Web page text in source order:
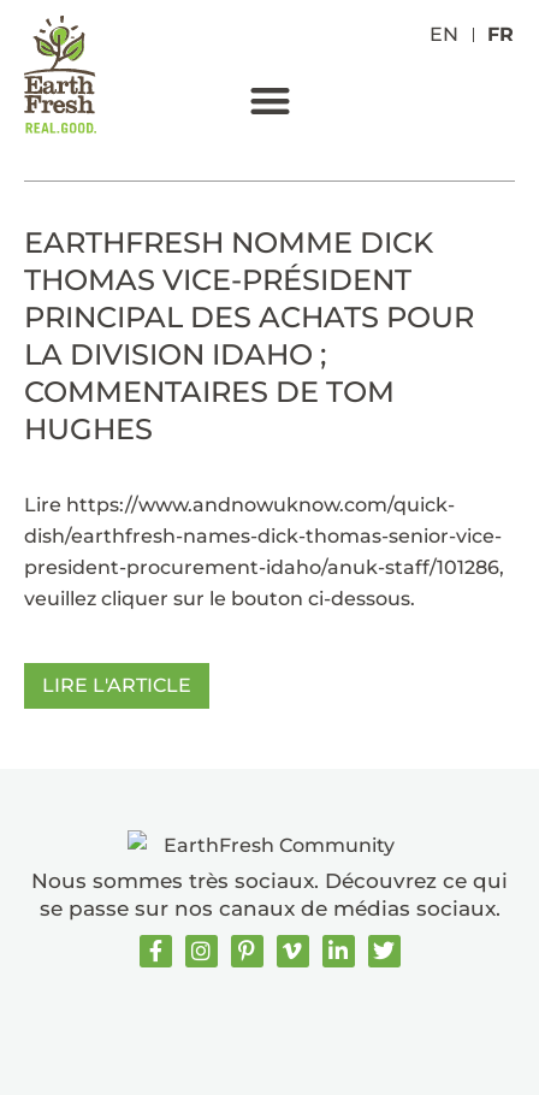
EN FR
EARTHFRESH NOMME DICK
THOMAS VICE-PRÉSIDENT
PRINCIPAL DES ACHATS POUR
LA DIVISION IDAHO ;
COMMENTAIRES DE TOM
HUGHES
Lire https://www.andnowuknow.com/quick-
dish/earthfresh-names-dick-thomas-senior-vice-
president-procurement-idaho/anuk-staff/101286,
veuillez cliquer sur le bouton ci-dessous.
LIRE L'ARTICLE
Nous sommes très sociaux. Découvrez ce qui
se passe sur nos canaux de médias sociaux.